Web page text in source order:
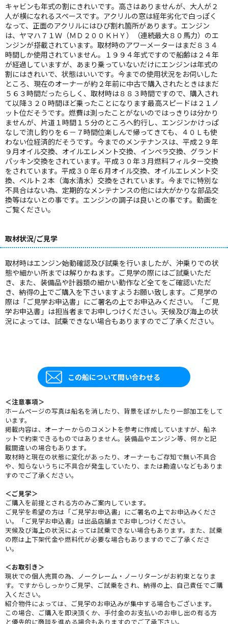
キャビンも年式の割にきれいです。高さはありませんが、大人が２
人が横になれるスペースです。アクリルの窓は経年劣化で白っぽく
なって、正面のアクリルにはひび割れ箇所があります。エンジン
は、ヤマハ７１Ｗ（ＭＤ２００ＫＨＹ）（連続最大８０馬力）のエ
ンジンが搭載されています。取材時のアワーメーターはまだ８３４
時間しか使用されていません。１９９４年式ですので船齢は２４年
が経過していますが、あまり乗っていないだけにエンジンは年式の
割にはきれいで、状態はいいです。今までの使用状況をお伺いした
ところ、現在のオーナーが約２年前に中古で購入されたときはまだ
５６３時間だったらしく、取材時は８８３時間ですので、購入され
て以降３２０時間ほど乗ったことになります最高スピードは２１ノ
ット位だそうです。燃費は測ったことがないのではっきりは分かり
ませんが、片道１時間１５分のところへ釣行し、エンジンかけっぱ
なしで流し釣りを６－７時間位楽しんで帰ってきても、４０Ｌも使
わない位経済的だそうです。今までのメンテナンスは、平成２９年
９月オイル交換、オイルエレメント交換、インペラ交換、グランド
パッキン交換をされています。平成３０年３月燃料フィルター交換
をされています。平成３０年６月オイル交換、オイルエレメント交
換、ベルト２本（海水清水）交換をされています。今までに特別な
不具合はない為、定期的なメンテナンスの他には大がかりな部品交
換等はないとの事です。エンジンの調子は良いとの事です。動画を
ご覧ください。
取材状況/ご見学
取材時はエンジン始動確認及び試乗を行いましたが、沖乗りでの状
態や細かい所までは解りかねます。ご見学の際にはご試乗いただ
き、また、装備品や計器類の細かい動作など全てをご確認いただ
き、納得の上でご購入を下さいますようお願い致します。ご見学の
際は「ご見学お申込書」にご署名の上でお申込みください。「ご見
学お申込書」は担当者までお申しつけください。天候及び海上の状
況によっては、試乗できない場合もありますのでご了承ください。
この船について問い合わせる
＜注意事項＞
ホームページの写真は船名を消したり、背景をぼかしたり一部加工をして
います。
掲載内容は、オーナーからのコメントを参考に作成していますが、船ネ
ットで約束できるものではありません。装備品やエンジン等、何かと記
載間違いの場合もあります。
取材時と現在の状態に変化があったり、オーナーもご存知で無い不具合
や、知らないうちに不具合が発生していたり、または勘違いなどもありま
すのでご了承ください。
＜ご見学＞
ご購入を前提とされる方のみご案内しています。
ご見学を希望の方は「ご見学お申込書」にご署名の上でお申込みくださ
い。「ご見学お申込書」は出品店舗までお申しつけください。
天候及び海上の状況によっては試乗できない場合もあります。また、試乗
の際は上下架代金や燃料代が必要な場合もありますのでご了承くださ
い。
＜お取引き＞
現状での個人売買の為、ノークレーム・ノーリターンがお約束となりま
す。ですからしっかりご見学、ご試乗をされ、納得の上、自己責任でご購
入ください。
紹介物件によっては、ご見学のお申込みが集中する場合もございます。
この場合、ご購入を即決頂くか、手付金のお支払いのお申し出の有る方
と優先的に商談を進める場合もありますのでご了承下さい。